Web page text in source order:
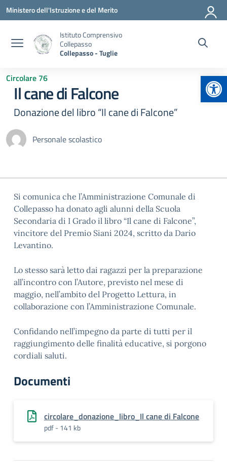
Vai ai contenuti
Vai al menu di navigazione
Vai al footer
Ministero dell'Istruzione e del Merito
Istituto Comprensivo
Collepasso
Collepasso - Tuglie
Circolare 76
Il cane di Falcone
Donazione del libro “Il cane di Falcone”
Personale scolastico
Si comunica che l’Amministrazione Comunale di
Collepasso ha donato agli alunni della Scuola
Secondaria di I Grado il libro “Il cane di Falcone”,
vincitore del Premio Siani 2024, scritto da Dario
Levantino.
Lo stesso sarà letto dai ragazzi per la preparazione
all’incontro con l’Autore, previsto nel mese di
maggio, nell’ambito del Progetto Lettura, in
collaborazione con l’Amministrazione Comunale.
Confidando nell’impegno da parte di tutti per il
raggiungimento delle finalità educative, si porgono
cordiali saluti.
Documenti
circolare_donazione_libro_Il cane di Falcone
pdf - 141 kb